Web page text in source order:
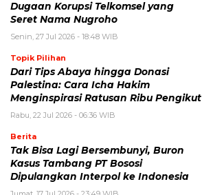
Dugaan Korupsi Telkomsel yang
Seret Nama Nugroho
Senin, 27 Jul 2026 - 18:48 WIB
Topik Pilihan
Dari Tips Abaya hingga Donasi
Palestina: Cara Icha Hakim
Menginspirasi Ratusan Ribu Pengikut
Rabu, 22 Jul 2026 - 06:36 WIB
Berita
Tak Bisa Lagi Bersembunyi, Buron
Kasus Tambang PT Bososi
Dipulangkan Interpol ke Indonesia